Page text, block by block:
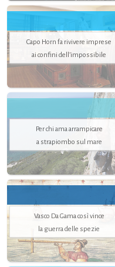
Capo Horn fa rivivere imprese
ai confini dell’impossibile
Per chi ama arrampicare
a strapiombo sul mare
Vasco Da Gama così vince
la guerra delle spezie